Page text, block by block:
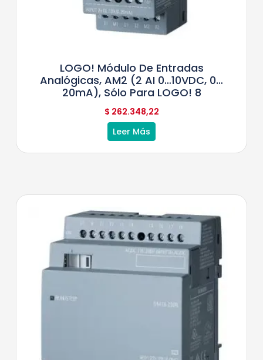
LOGO! Módulo De Entradas
Analógicas, AM2 (2 AI 0…10VDC, 0…
20mA), Sólo Para LOGO! 8
$ 262.348,22
Leer Más